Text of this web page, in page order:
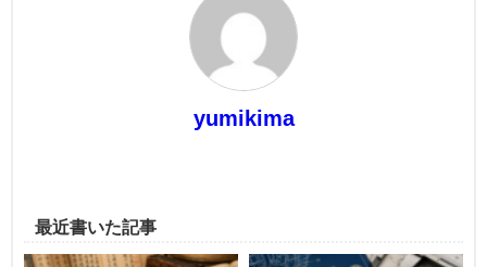
yumikima
最近書いた記事